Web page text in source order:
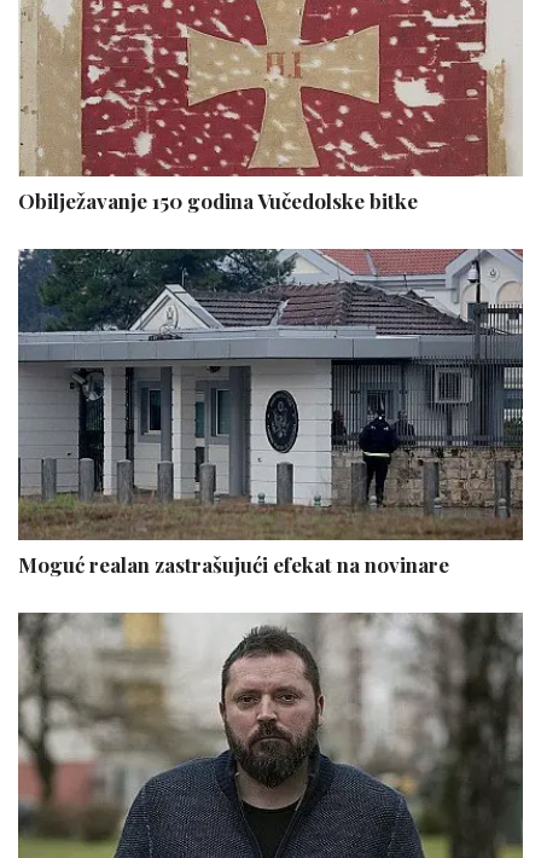
Obilježavanje 150 godina Vučedolske bitke
Moguć realan zastrašujući efekat na novinare